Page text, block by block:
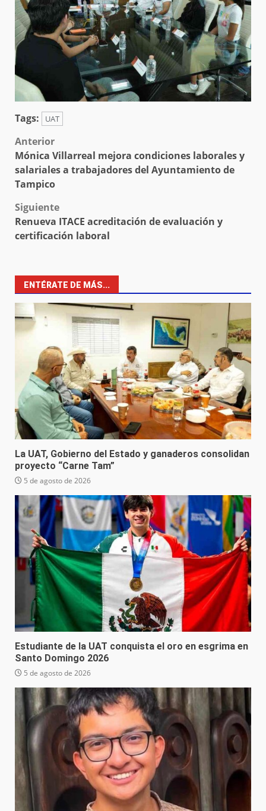
Tags: UAT
Post
navigation
Anterior
Mónica Villarreal mejora condiciones laborales y
salariales a trabajadores del Ayuntamiento de
Tampico
Siguiente
Renueva ITACE acreditación de evaluación y
certificación laboral
ENTÉRATE DE MÁS...
La UAT, Gobierno del Estado y ganaderos consolidan
proyecto “Carne Tam”
5 de agosto de 2026
Estudiante de la UAT conquista el oro en esgrima en
Santo Domingo 2026
5 de agosto de 2026